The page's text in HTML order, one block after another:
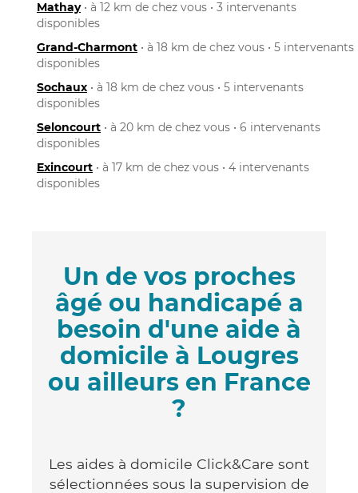
Mathay• à 12 km de chez vous • 3 intervenants
disponibles
Grand-Charmont • à 18 km de chez vous • 5 intervenants
disponibles
Sochaux • à 18 km de chez vous • 5 intervenants
disponibles
Seloncourt • à 20 km de chez vous • 6 intervenants
disponibles
Exincourt • à 17 km de chez vous • 4 intervenants
disponibles
Un de vos proches
âgé ou handicapé a
besoin d'une aide à
domicile à Lougres
ou ailleurs en France
?
Les aides à domicile Click&Care sont
sélectionnées sous la supervision de